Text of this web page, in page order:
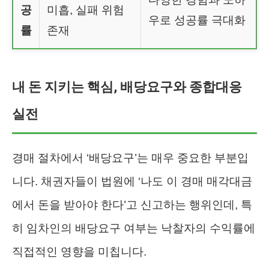
공
률
미흡, 실패 위험
존재
우로 성공률 극대화
내 돈 지키는 핵심, 배당요구와 종합대응
실전
경매 절차에서 ‘배당요구’는 매우 중요한 부분입
니다. 채권자들이 법원에 ‘나도 이 경매 매각대금
에서 돈을 받아야 한다’고 신고하는 행위인데, 특
히 임차인의 배당요구 여부는 낙찰자의 수익률에
직접적인 영향을 미칩니다.